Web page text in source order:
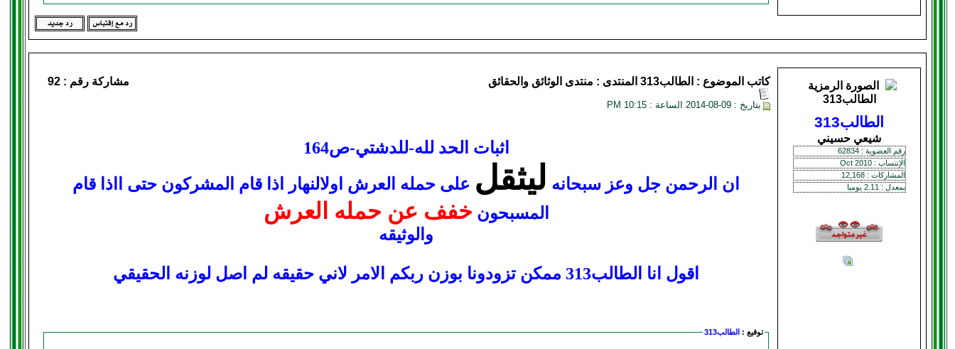
الطالب313
شيعي حسيني
رقم العضوية : 62834
الإنتساب : Oct 2010
المشاركات : 12,168
بمعدل : 2.11 يوميا
مشاركة رقم : 92 كاتب الموضوع : الطالب313 المنتدى : منتدى الوثائق والحقائق
بتاريخ : 09-08-2014 الساعة : 10:15 PM
اثبات الحد لله-للدشتي-ص164
ان الرحمن جل وعز سبحانه ليثقل على حمله العرش اولالنهار اذا قام المشركون حتى ااذا قام
المسبحون خفف عن حمله العرش
والوثيقه
اقول انا الطالب313 ممكن تزودونا بوزن ربكم الامر لاني حقيقه لم اصل لوزنه الحقيقي
توقيع : الطالب313